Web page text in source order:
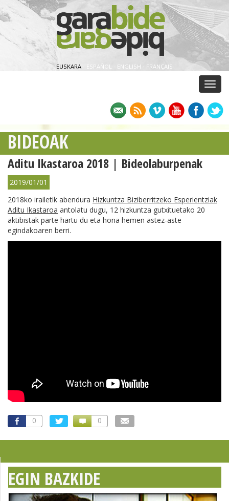
EUSKARA ESPAÑOL · ENGLISH · FRANÇAIS
BIDEOAK
Aditu Ikastaroa 2018 | Bideolaburpenak
2019/01/01
2018ko irailetik abendura Hizkuntza Biziberritzeko Esperientziak
Aditu Ikastaroa antolatu dugu, 12 hizkuntza gutxituetako 20
aktibistak parte hartu du eta hona hemen astez-aste
egindakoaren berri.
0 0
EGIN BAZKIDE